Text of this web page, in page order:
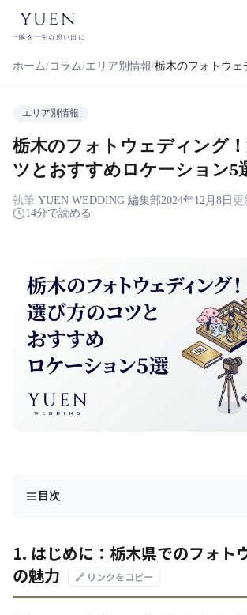
yuen
一瞬を一生の思い出に
ホーム コラム エリア別情報 栃木のフォトウェ
エリア別情報
栃木のフォトウェディング
ツとおすすめロケーション5
執筆 YUEN WEDDING 編集部2024年12月8日 更
14分で読める
目次
1. はじめに：栃木県でのフォト
の魅力
🔗 リンクをコピー